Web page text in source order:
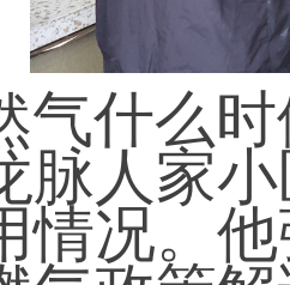
气什么
脉人家
情况。